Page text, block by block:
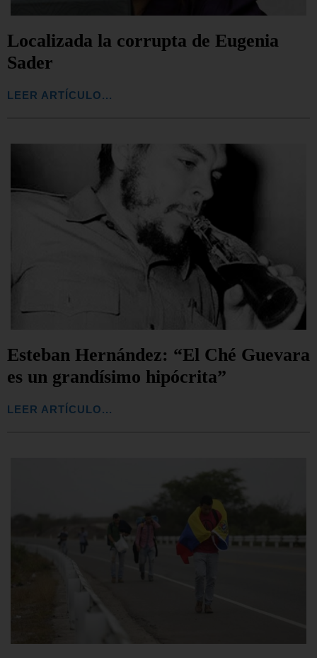
Localizada la corrupta de Eugenia
Sader
LEER ARTÍCULO...
Esteban Hernández: “El Ché Guevara
es un grandísimo hipócrita”
LEER ARTÍCULO...